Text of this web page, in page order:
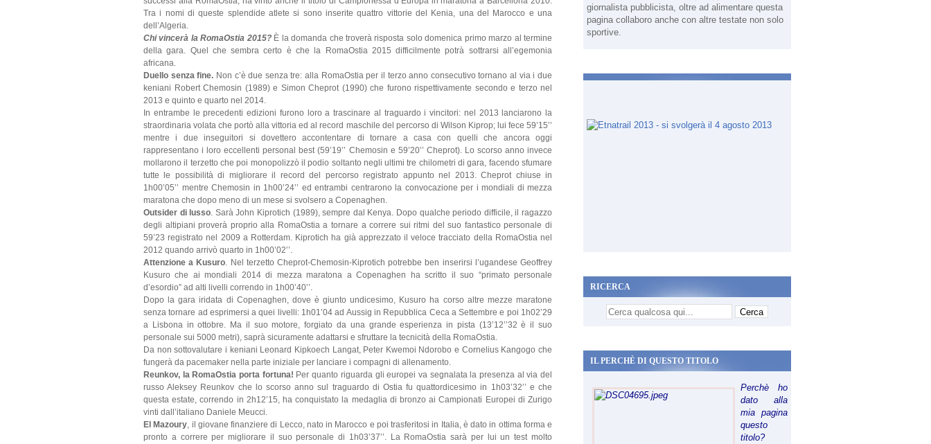
Tra i nomi di queste splendide atlete si sono inserite quattro vittorie del Kenia, una del Marocco e una
dell’Algeria.
Chi vincerà la RomaOstia 2015?È la domanda che troverà risposta solo domenica primo marzo al termine
della gara. Quel che sembra certo è che la RomaOstia 2015 difficilmente potrà sottrarsi all’egemonia
africana.
Duello senza fine. Non c’è due senza tre: alla RomaOstia per il terzo anno consecutivo tornano al via i due
keniani Robert Chemosin (1989) e Simon Cheprot (1990) che furono rispettivamente secondo e terzo nel
2013 e quinto e quarto nel 2014.
In entrambe le precedenti edizioni furono loro a trascinare al traguardo i vincitori: nel 2013 lanciarono la
straordinaria volata che portò alla vittoria ed al record maschile del percorso di Wilson Kiprop; lui fece 59’15’’
mentre i due inseguitori si dovettero accontentare di tornare a casa con quelli che ancora oggi
rappresentano i loro eccellenti personal best (59’19’’ Chemosin e 59’20’’ Cheprot). Lo scorso anno invece
mollarono il terzetto che poi monopolizzò il podio soltanto negli ultimi tre chilometri di gara, facendo sfumare
tutte le possibilità di migliorare il record del percorso registrato appunto nel 2013. Cheprot chiuse in
1h00’05’’ mentre Chemosin in 1h00’24’’ ed entrambi centrarono la convocazione per i mondiali di mezza
maratona che dopo meno di un mese si svolsero a Copenaghen.
Outsider di lusso. Sarà John Kiprotich (1989), sempre dal Kenya. Dopo qualche periodo difficile, il ragazzo
degli altipiani proverà proprio alla RomaOstia a tornare a correre sui ritmi del suo fantastico personale di
59’23 registrato nel 2009 a Rotterdam. Kiprotich ha già apprezzato il veloce tracciato della RomaOstia nel
2012 quando arrivò quarto in 1h00’02’’.
Attenzione a Kusuro. Nel terzetto Cheprot-Chemosin-Kiprotich potrebbe ben inserirsi l’ugandese Geoffrey
Kusuro che ai mondiali 2014 di mezza maratona a Copenaghen ha scritto il suo “primato personale
d’esordio” ad alti livelli correndo in 1h00’40’’.
Dopo la gara iridata di Copenaghen, dove è giunto undicesimo, Kusuro ha corso altre mezze maratone
senza tornare ad esprimersi a quei livelli: 1h01’04 ad Aussig in Repubblica Ceca a Settembre e poi 1h02’29
a Lisbona in ottobre. Ma il suo motore, forgiato da una grande esperienza in pista (13’12’’32 è il suo
personale sui 5000 metri), saprà sicuramente adattarsi e sfruttare la tecnicità della RomaOstia.
Da non sottovalutare i keniani Leonard Kipkoech Langat, Peter Kwemoi Ndorobo e Cornelius Kangogo che
fungerà da pacemaker nella parte iniziale per lanciare i compagni di allenamento.
Reunkov, la RomaOstia porta fortuna! Per quanto riguarda gli europei va segnalata la presenza al via del
russo Aleksey Reunkov che lo scorso anno sul traguardo di Ostia fu quattordicesimo in 1h03’32’’ e che
questa estate, correndo in 2h12’15, ha conquistato la medaglia di bronzo ai Campionati Europei di Zurigo
vinti dall’italiano Daniele Meucci.
El Mazoury, il giovane finanziere di Lecco, nato in Marocco e poi trasferitosi in Italia, è dato in ottima forma e
pronto a correre per migliorare il suo personale di 1h03’37’’. La RomaOstia sarà per lui un test molto
giornalista pubblicista, oltre ad alimentare questa
pagina collaboro anche con altre testate non solo
sportive.
RICERCA
IL PERCHÈ DI QUESTO TITOLO
Perchè ho
dato alla
mia pagina
questo
titolo?